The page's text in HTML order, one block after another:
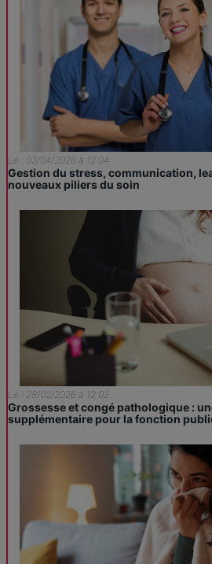
Le : 03/04/2026 à 12:04
Gestion du stress, communication,
nouveaux piliers du soin
Le : 28/02/2026 à 12:02
Grossesse et congé pathologique :
supplémentaire pour la fonction